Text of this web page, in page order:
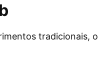
tradicionais, o